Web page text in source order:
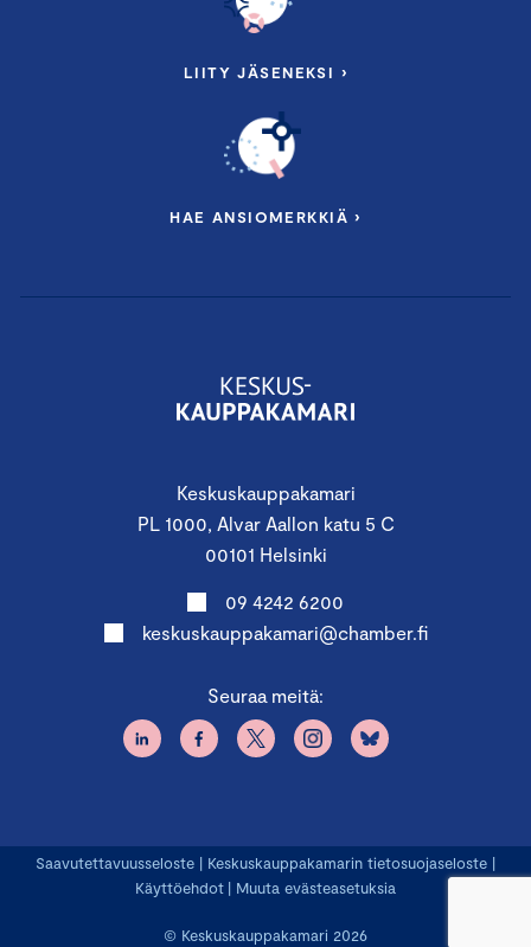
Keskuskauppakamari
PL 1000, Alvar Aallon katu 5 C
00101 Helsinki
09 4242 6200
keskuskauppakamari@chamber.fi
Seuraa meitä:
LIITY JÄSENEKSI ›
HAE ANSIOMERKKIÄ ›
© Keskuskauppakamari 2026
Saavutettavuusseloste | Keskuskauppakamarin tietosuojaseloste |
Käyttöehdot | Muuta evästeasetuksia